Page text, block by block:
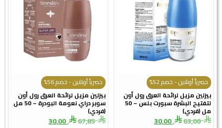
حصرياً أونلاين - خصم 52%
بيزلين مزيل لرائحة العرق رول أون
لتفتيح البشرة سبورت بلس – 50
مل (فردي)
63,00
30,00
حصرياً أونلاين - خصم 56%
بيزلين مزيل لرائحة العرق رول أون
سوبر دراي نعومة البودرة – 50 مل
(فردي)
67,85
30,00